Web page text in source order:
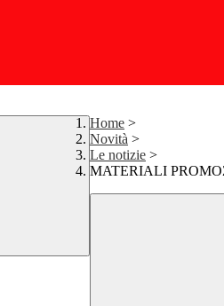
Home >
Novità >
Le notizie >
MATERIALI